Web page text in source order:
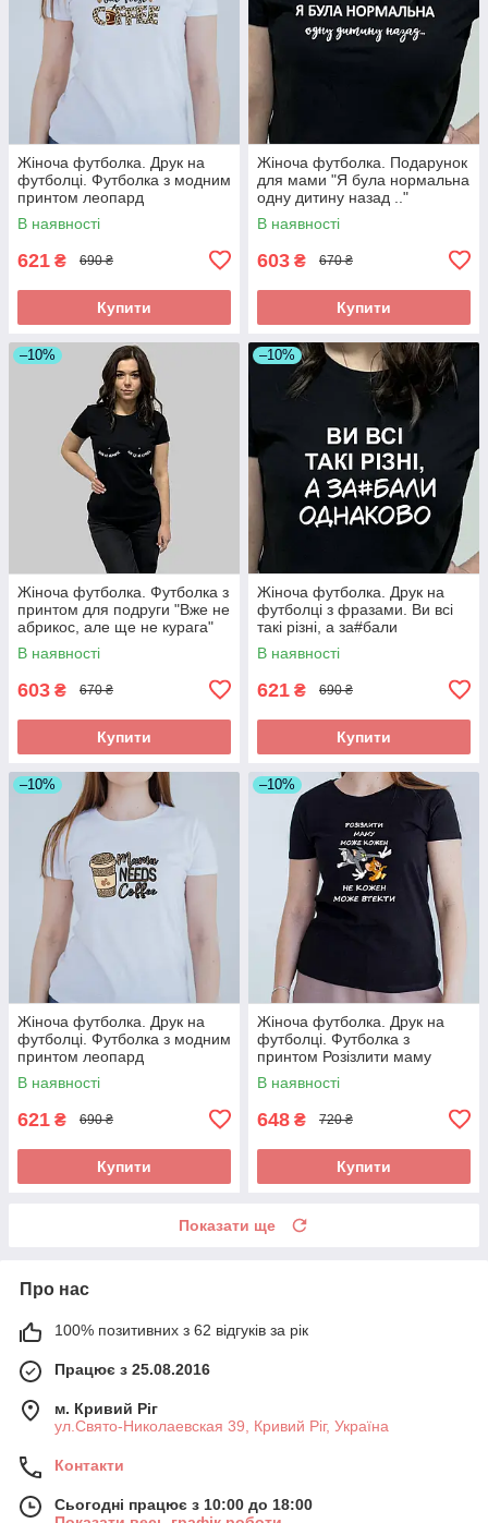
Жіноча футболка. Друк на
футболці. Футболка з модним
принтом леопард
В наявності
621 ₴ 690 ₴
Купити
Жіноча футболка. Подарунок
для мами "Я була нормальна
одну дитину назад .."
В наявності
603 ₴ 670 ₴
Купити
–10%
Жіноча футболка. Футболка з
принтом для подруги "Вже не
абрикос, але ще не курага"
В наявності
603 ₴ 670 ₴
Купити
–10%
Жіноча футболка. Друк на
футболці з фразами. Ви всі
такі різні, а за#бали
однаково.
В наявності
621 ₴ 690 ₴
Купити
–10%
Жіноча футболка. Друк на
футболці. Футболка з модним
принтом леопард
В наявності
621 ₴ 690 ₴
Купити
–10%
Жіноча футболка. Друк на
футболці. Футболка з
принтом Розізлити маму
може кожен
В наявності
648 ₴ 720 ₴
Купити
Показати ще
Про нас
100% позитивних з 62 відгуків за рік
Працює з 25.08.2016
м. Кривий Ріг
ул.Свято-Николаевская 39, Кривий Ріг, Україна
Контакти
Сьогодні працює з 10:00 до 18:00